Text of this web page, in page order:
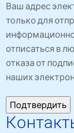
Ваш адрес
только для
отписаться в
отказа от
наших